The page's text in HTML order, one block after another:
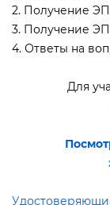
2. Получение
3. Получение ЭП
4. Ответы на
Для